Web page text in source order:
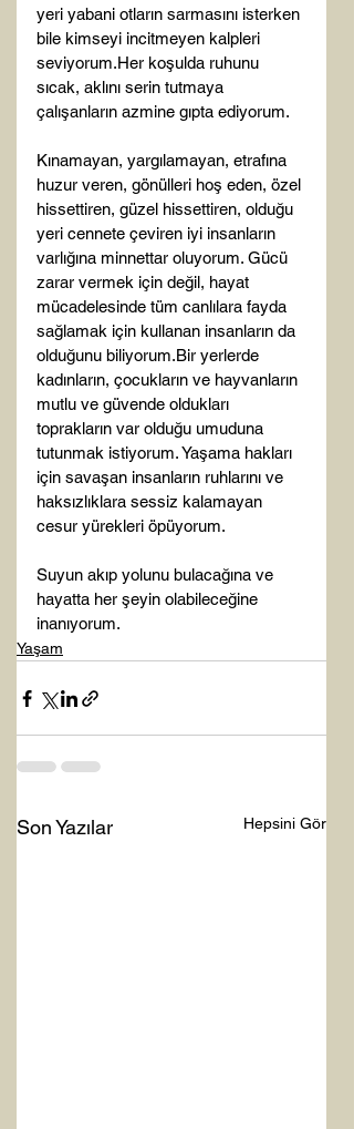
yeri yabani otların sarmasını isterken
bile kimseyi incitmeyen kalpleri
seviyorum.Her koşulda ruhunu
sıcak, aklını serin tutmaya
çalışanların azmine gıpta ediyorum.
Kınamayan, yargılamayan, etrafına
huzur veren, gönülleri hoş eden, özel
hissettiren, güzel hissettiren, olduğu
yeri cennete çeviren iyi insanların
varlığına minnettar oluyorum. Gücü
zarar vermek için değil, hayat
mücadelesinde tüm canlılara fayda
sağlamak için kullanan insanların da
olduğunu biliyorum.Bir yerlerde
kadınların, çocukların ve hayvanların
mutlu ve güvende oldukları
toprakların var olduğu umuduna
tutunmak istiyorum. Yaşama hakları
için savaşan insanların ruhlarını ve
haksızlıklara sessiz kalamayan
cesur yürekleri öpüyorum.
Suyun akıp yolunu bulacağına ve
hayatta her şeyin olabileceğine
inanıyorum.
Yaşam
Son Yazılar Hepsini Gör